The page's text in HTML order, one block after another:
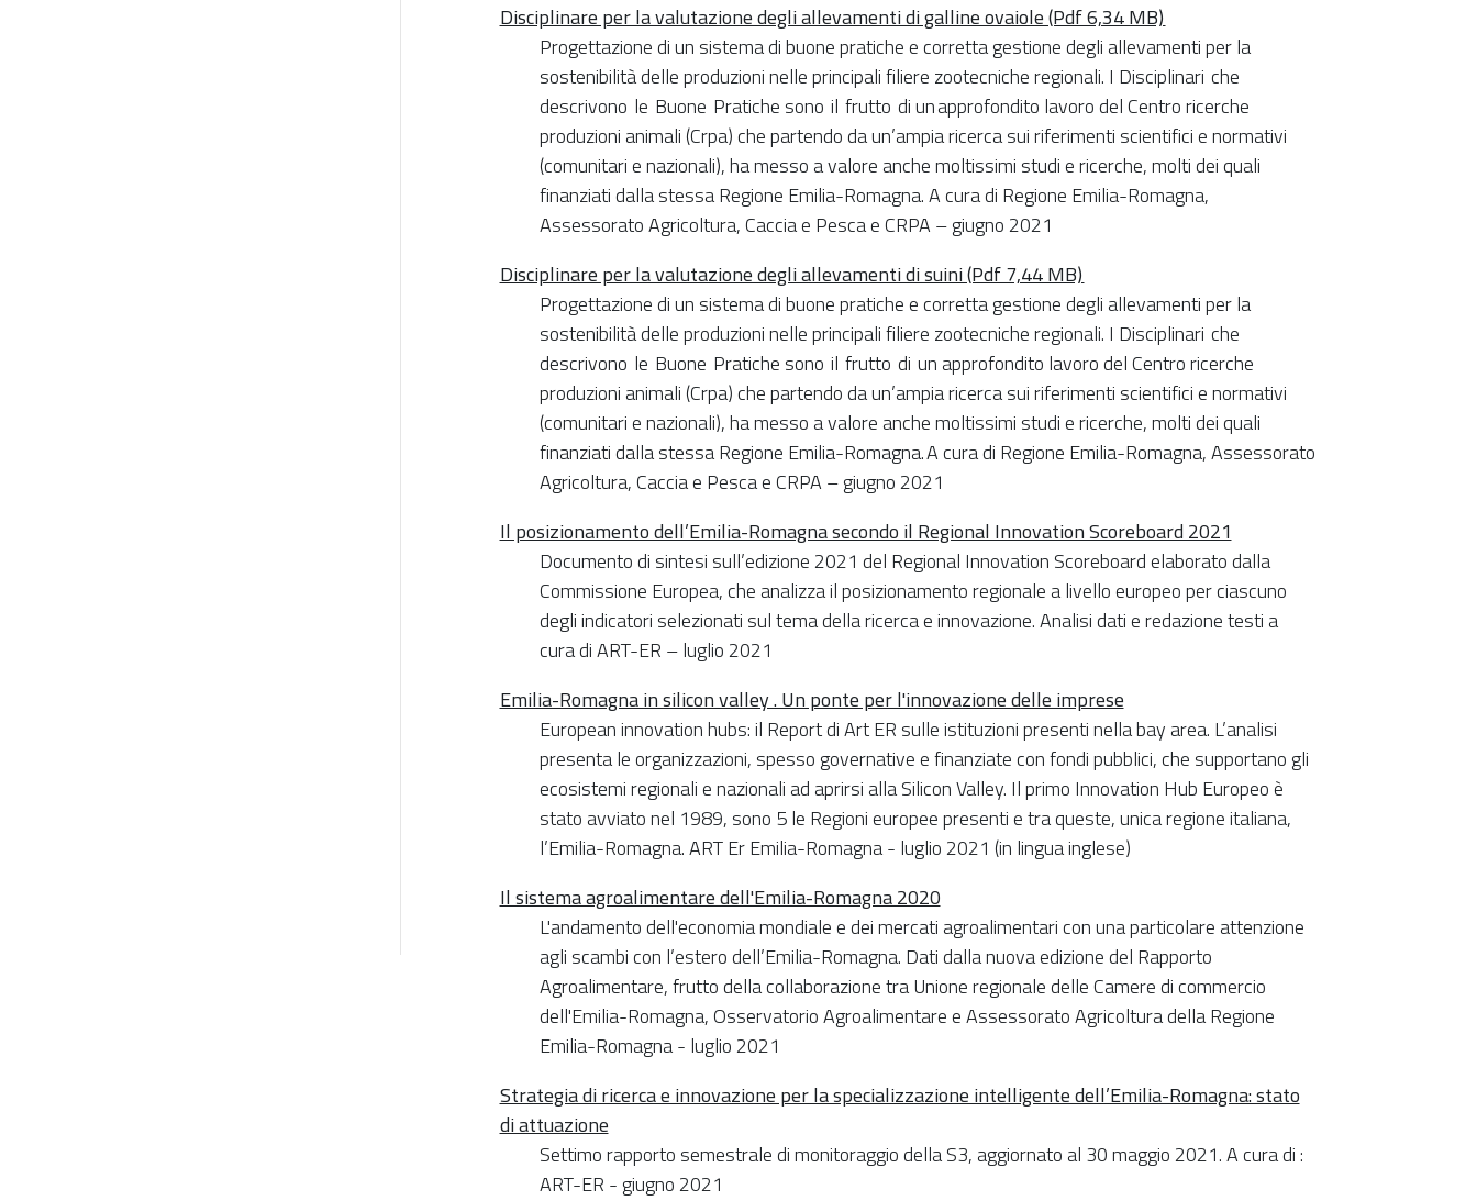
Disciplinare per la valutazione degli allevamenti di galline ovaiole (Pdf 6,34 MB)
Progettazione di un sistema di buone pratiche e corretta gestione degli allevamenti per la
sostenibilità delle produzioni nelle principali filiere zootecniche regionali. I Disciplinari che
descrivono le Buone Pratiche sono il frutto di un approfondito lavoro del Centro ricerche
produzioni animali (Crpa) che partendo da un’ampia ricerca sui riferimenti scientifici e normativi
(comunitari e nazionali), ha messo a valore anche moltissimi studi e ricerche, molti dei quali
finanziati dalla stessa Regione Emilia-Romagna. A cura di Regione Emilia-Romagna,
Assessorato Agricoltura, Caccia e Pesca e CRPA – giugno 2021
Disciplinare per la valutazione degli allevamenti di suini (Pdf 7,44 MB)
Progettazione di un sistema di buone pratiche e corretta gestione degli allevamenti per la
sostenibilità delle produzioni nelle principali filiere zootecniche regionali. I Disciplinari che
descrivono le Buone Pratiche sono il frutto di un approfondito lavoro del Centro ricerche
produzioni animali (Crpa) che partendo da un’ampia ricerca sui riferimenti scientifici e normativi
(comunitari e nazionali), ha messo a valore anche moltissimi studi e ricerche, molti dei quali
finanziati dalla stessa Regione Emilia-Romagna. A cura di Regione Emilia-Romagna, Assessorato
Agricoltura, Caccia e Pesca e CRPA – giugno 2021
Il posizionamento dell’Emilia-Romagna secondo il Regional Innovation Scoreboard 2021
Documento di sintesi sull’edizione 2021 del Regional Innovation Scoreboard elaborato dalla
Commissione Europea, che analizza il posizionamento regionale a livello europeo per ciascuno
degli indicatori selezionati sul tema della ricerca e innovazione. Analisi dati e redazione testi a
cura di ART-ER – luglio 2021
Emilia-Romagna in silicon valley . Un ponte per l'innovazione delle imprese
European innovation hubs: il Report di Art ER sulle istituzioni presenti nella bay area. L’analisi
presenta le organizzazioni, spesso governative e finanziate con fondi pubblici, che supportano gli
ecosistemi regionali e nazionali ad aprirsi alla Silicon Valley. Il primo Innovation Hub Europeo è
stato avviato nel 1989, sono 5 le Regioni europee presenti e tra queste, unica regione italiana,
l’Emilia-Romagna. ART Er Emilia-Romagna - luglio 2021 (in lingua inglese)
Il sistema agroalimentare dell'Emilia-Romagna 2020
L'andamento dell'economia mondiale e dei mercati agroalimentari con una particolare attenzione
agli scambi con l’estero dell’Emilia-Romagna. Dati dalla nuova edizione del Rapporto
Agroalimentare, frutto della collaborazione tra Unione regionale delle Camere di commercio
dell'Emilia-Romagna, Osservatorio Agroalimentare e Assessorato Agricoltura della Regione
Emilia-Romagna - luglio 2021
Strategia di ricerca e innovazione per la specializzazione intelligente dell’Emilia-Romagna: stato
di attuazione
Settimo rapporto semestrale di monitoraggio della S3, aggiornato al 30 maggio 2021. A cura di :
ART-ER - giugno 2021